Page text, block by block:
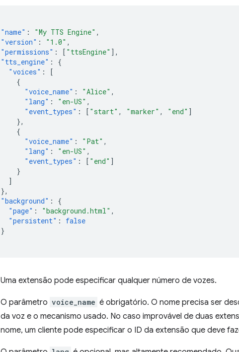
"name" : "My TTS Engine" ,
"version" : "1.0" ,
"permissions" : [ "ttsEngine" ],
"tts_engine" :
{
"voices" :
[
{
"voice_name" : "Alice" ,
"lang" : "en-US" ,
"event_types" : [ "start" , "marker" , "end" ]
},
{
"voice_name" : "Pat" ,
"lang" : "en-US" ,
"event_types" : [ "end" ]
}
]
},
"background" :
{
"page" : "background.html" ,
"persistent" :
false
}
Uma extensão pode especificar qualquer número de vozes.
O parâmetro voice_name é obrigatório. O nome precisa ser
da voz e o mecanismo usado. No caso improvável de duas
nome, um cliente pode especificar o ID da extensão que deve